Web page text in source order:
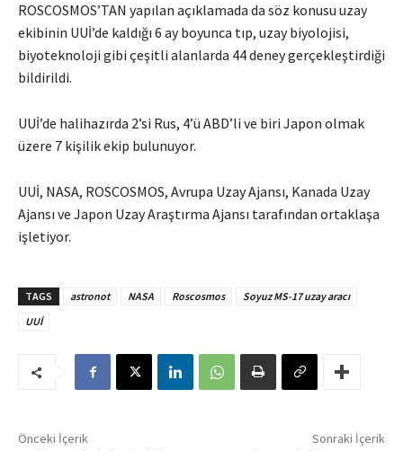
ROSCOSMOS’TAN yapılan açıklamada da söz konusu uzay
ekibinin UUİ’de kaldığı 6 ay boyunca tıp, uzay biyolojisi,
biyoteknoloji gibi çeşitli alanlarda 44 deney gerçekleştirdiği
bildirildi.
UUİ’de halihazırda 2’si Rus, 4’ü ABD’li ve biri Japon olmak
üzere 7 kişilik ekip bulunuyor.
UUİ, NASA, ROSCOSMOS, Avrupa Uzay Ajansı, Kanada Uzay
Ajansı ve Japon Uzay Araştırma Ajansı tarafından ortaklaşa
işletiyor.
TAGS astronot NASA Roscosmos
Soyuz MS-17 uzay aracı
UUİ
Önceki İçerik Sonraki İçerik